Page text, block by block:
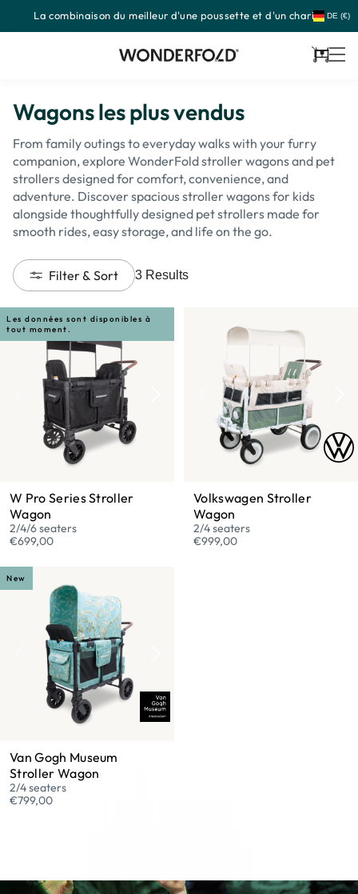
Passer
au
La combinaison du meilleur d'une poussette et d'un chariot DE (€)
Wagons les plus vendus
From family outings to everyday walks with your furry
companion, explore WonderFold stroller wagons and pet
strollers designed for comfort, convenience, and
adventure. Discover spacious stroller wagons for kids
alongside thoughtfully designed pet strollers made for
smooth rides, easy storage, and life on the go.
Filter & Sort 3 Results
Les données sont disponibles à
tout moment.
W Pro Series Stroller
Wagon
2/4/6 seaters
€699,00
Volkswagen Stroller
Wagon
2/4 seaters
€999,00
New
Van Gogh Museum
Stroller Wagon
2/4 seaters
€799,00